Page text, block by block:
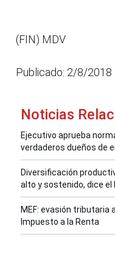
(FIN) MDV
Publicado: 2/8/2018
Noticias
Ejecutivo aprueba
verdaderos dueños de
Diversificación
alto y sostenido, dice el
MEF: evasión tributaria
Impuesto a la Renta